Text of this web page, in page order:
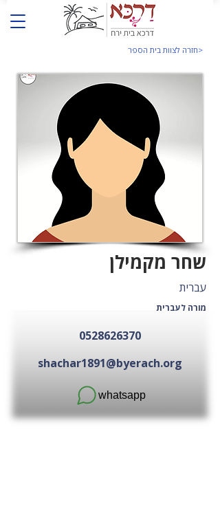
<חזרה לצוות בית הספר
שחר מקמילן
עברית
מורה לעברית
0528626370
shachar1891@byerach.org
whatsapp